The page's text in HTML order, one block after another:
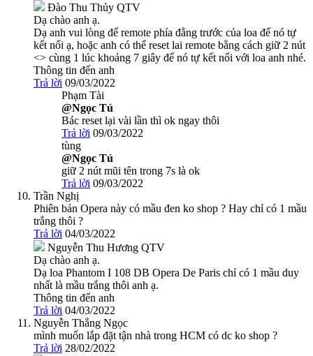
Đào Thu Thủy QTV
Dạ chào anh ạ.
Dạ anh vui lòng để remote phía đằng trước của loa để nó tự
kết nối ạ, hoặc anh có thể reset lai remote bằng cách giữ 2 nút
<> cùng 1 lúc khoảng 7 giây để nó tự kết nối với loa anh nhé.
Thông tin đến anh
Trả lời 09/03/2022
Phạm Tài
@Ngọc Tú
Bác reset lại vài lần thì ok ngay thôi
Trả lời 09/03/2022
tùng
@Ngọc Tú
giữ 2 nút mũi tên trong 7s là ok
Trả lời 09/03/2022
Trần Nghị
Phiên bản Opera này có mầu đen ko shop ? Hay chỉ có 1 mầu
trắng thôi ?
Trả lời 04/03/2022
Nguyễn Thu Hương QTV
Dạ chào anh ạ.
Dạ loa Phantom I 108 DB Opera De Paris chỉ có 1 mầu duy
nhất là mầu trắng thôi anh ạ.
Thông tin đến anh
Trả lời 04/03/2022
Nguyễn Thắng Ngọc
mình muốn lắp đặt tận nhà trong HCM có dc ko shop ?
Trả lời 28/02/2022